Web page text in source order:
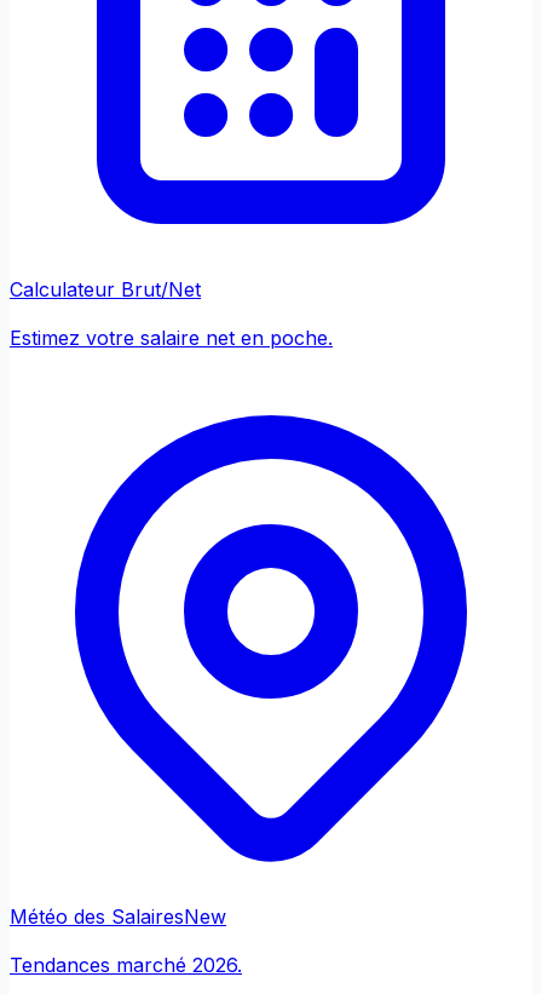
Calculateur Brut/Net
Estimez votre salaire net en poche.
Météo des SalairesNew
Tendances marché 2026.